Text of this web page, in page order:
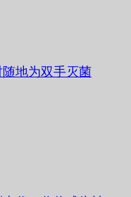
地为双手灭菌